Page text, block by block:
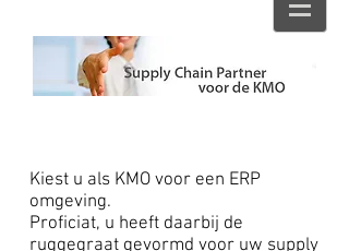
Kiest u als KMO voor een ERP
omgeving.
Proficiat, u heeft daarbij de
ruggegraat gevormd voor uw supply